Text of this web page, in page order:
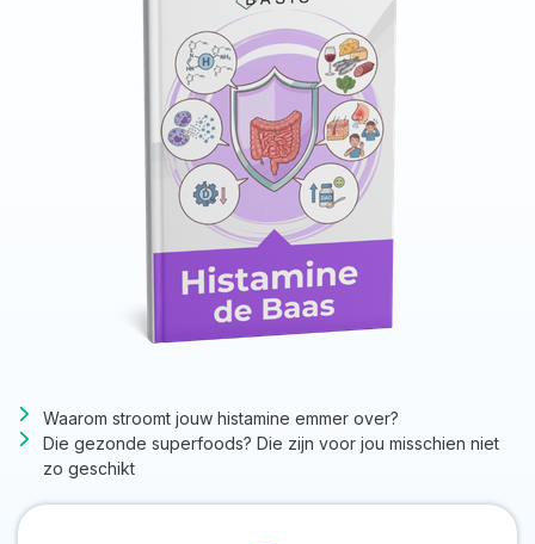
Waarom stroomt jouw histamine emmer over?
Die gezonde superfoods? Die zijn voor jou misschien niet
zo geschikt​